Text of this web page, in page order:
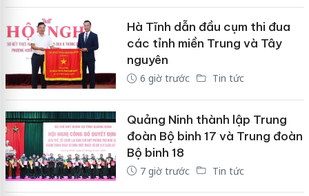
Hà Tĩnh dẫn đầu cụm thi đua
các tỉnh miền Trung và Tây
nguyên
6 giờ trước Tin tức
Quảng Ninh thành lập Trung
đoàn Bộ binh 17 và Trung đoàn
Bộ binh 18
7 giờ trước Tin tức